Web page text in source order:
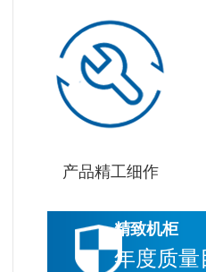
产品精工细作
精致机柜
年度质量